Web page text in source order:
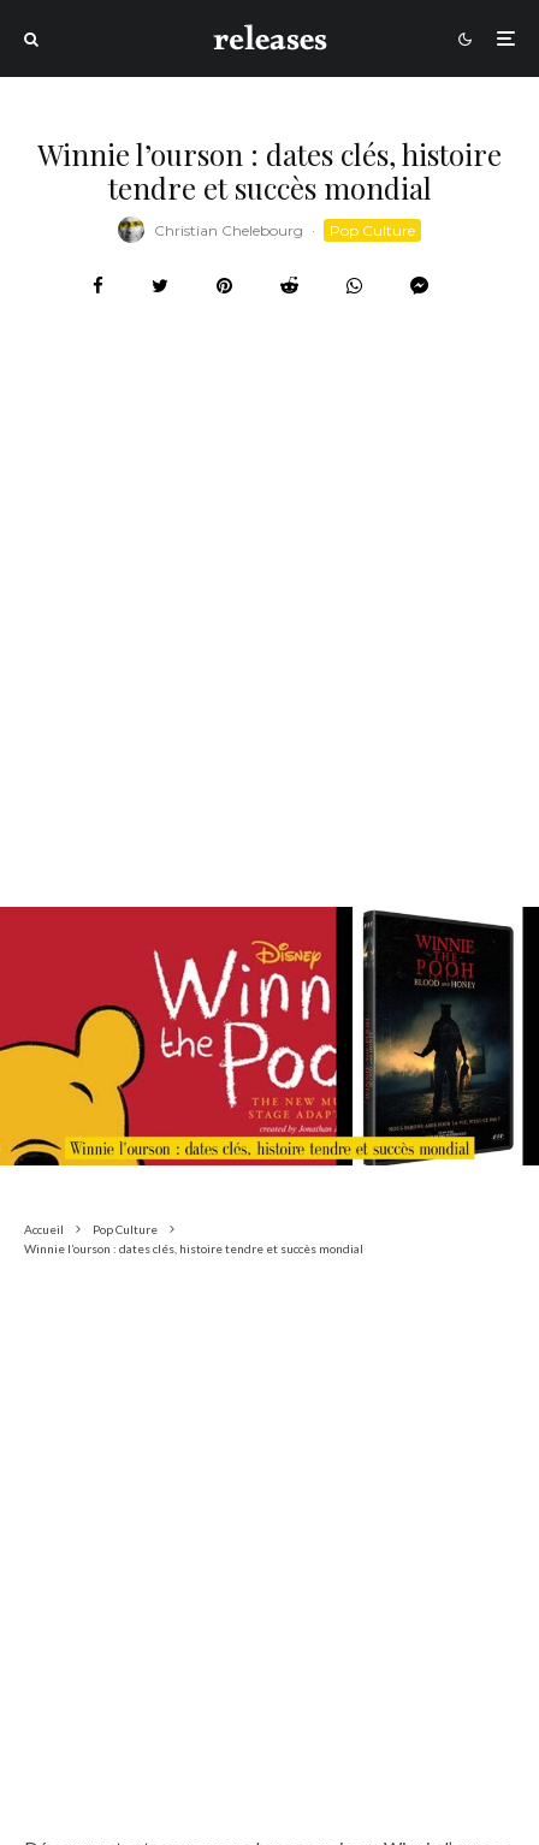
Winnie l’ourson : dates clés, histoire
tendre et succès mondial
Christian Chelebourg · Pop Culture
Accueil
Pop Culture
Winnie l’ourson : dates clés, histoire tendre et succès mondial